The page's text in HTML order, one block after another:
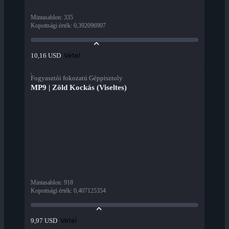
Mintasablon: 335
Kopottsági érték: 0,392096907
10,16 USD Vétel
Fogyasztói fokozatú Géppisztoly
MP9 | Zöld Kockás (Viseltes)
Mintasablon: 918
Kopottsági érték: 0,407125354
9,97 USD Vétel